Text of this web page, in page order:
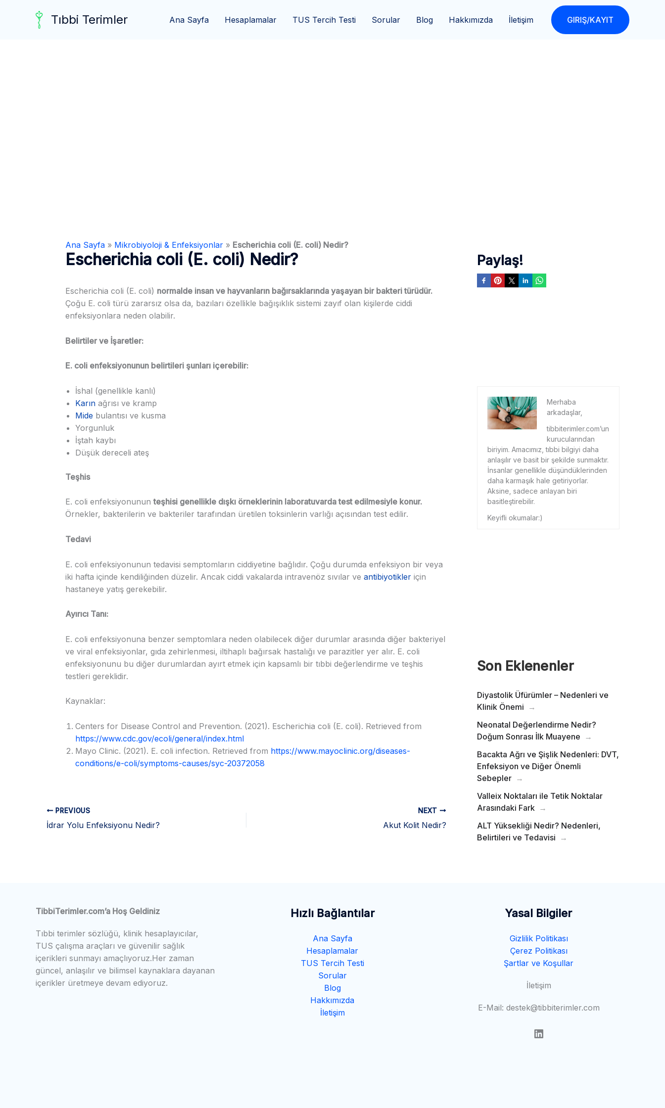
Tıbbi Terimler Ana Sayfa Hesaplamalar TUS Tercih Testi Sorular Blog Hakkımızda İletişim GIRIŞ/KAYIT
Ana Sayfa » Mikrobiyoloji & Enfeksiyonlar » Escherichia coli (E. coli) Nedir?
Escherichia coli (E. coli) Nedir?
Escherichia coli (E. coli) normalde insan ve hayvanların bağırsaklarında yaşayan bir bakteri türüdür.
Çoğu E. coli türü zararsız olsa da, bazıları özellikle bağışıklık sistemi zayıf olan kişilerde ciddi
enfeksiyonlara neden olabilir.
Belirtiler ve İşaretler:
E. coli enfeksiyonunun belirtileri şunları içerebilir:
İshal (genellikle kanlı)
Karın ağrısı ve kramp
Mide bulantısı ve kusma
Yorgunluk
İştah kaybı
Düşük dereceli ateş
Teşhis
E. coli enfeksiyonununteşhisi genellikle dışkı örneklerinin laboratuvarda test edilmesiyle konur.
Örnekler, bakterilerin ve bakteriler tarafından üretilen toksinlerin varlığı açısından test edilir.
Tedavi
E. coli enfeksiyonunun tedavisi semptomların ciddiyetine bağlıdır. Çoğu durumda enfeksiyon bir veya
iki hafta içinde kendiliğinden düzelir. Ancak ciddi vakalarda intravenöz sıvılar ve antibiyotikler için
hastaneye yatış gerekebilir.
Ayırıcı Tanı:
E. coli enfeksiyonuna benzer semptomlara neden olabilecek diğer durumlar arasında diğer bakteriyel
ve viral enfeksiyonlar, gıda zehirlenmesi, iltihaplı bağırsak hastalığı ve parazitler yer alır. E. coli
enfeksiyonunu bu diğer durumlardan ayırt etmek için kapsamlı bir tıbbi değerlendirme ve teşhis
testleri gereklidir.
Kaynaklar:
Centers for Disease Control and Prevention. (2021). Escherichia coli (E. coli). Retrieved from
https://www.cdc.gov/ecoli/general/index.html
Mayo Clinic. (2021). E. coli infection. Retrieved from https://www.mayoclinic.org/diseases-
conditions/e-coli/symptoms-causes/syc-20372058
PREVIOUS
İdrar Yolu Enfeksiyonu Nedir?
NEXT
Akut Kolit Nedir?
Paylaş!
Merhaba
arkadaşlar,
tibbiterimler.com’un
kurucularından
biriyim. Amacımız, tıbbi bilgiyi daha
anlaşılır ve basit bir şekilde sunmaktır.
İnsanlar genellikle düşündüklerinden
daha karmaşık hale getiriyorlar.
Aksine, sadece anlayan biri
basitleştirebilir.
Keyifli okumalar:)
Son Eklenenler
Diyastolik Üfürümler – Nedenleri ve
Klinik Önemi
Neonatal Değerlendirme Nedir?
Doğum Sonrası İlk Muayene
Bacakta Ağrı ve Şişlik Nedenleri: DVT,
Enfeksiyon ve Diğer Önemli
Sebepler
Valleix Noktaları ile Tetik Noktalar
Arasındaki Fark
ALT Yüksekliği Nedir? Nedenleri,
Belirtileri ve Tedavisi
TibbiTerimler.com’a Hoş Geldiniz
Tıbbi terimler sözlüğü, klinik hesaplayıcılar,
TUS çalışma araçları ve güvenilir sağlık
içerikleri sunmayı amaçlıyoruz.Her zaman
güncel, anlaşılır ve bilimsel kaynaklara dayanan
içerikler üretmeye devam ediyoruz.
Hızlı Bağlantılar
Ana Sayfa
Hesaplamalar
TUS Tercih Testi
Sorular
Blog
Hakkımızda
İletişim
Yasal Bilgiler
Gizlilik Politikası
Çerez Politikası
Şartlar ve Koşullar
İletişim
E-Mail: destek@tibbiterimler.com
LinkedIn